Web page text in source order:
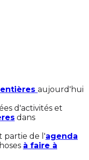
aujourd'hui
d'activités et
dans
partie de l'agenda
à faire à